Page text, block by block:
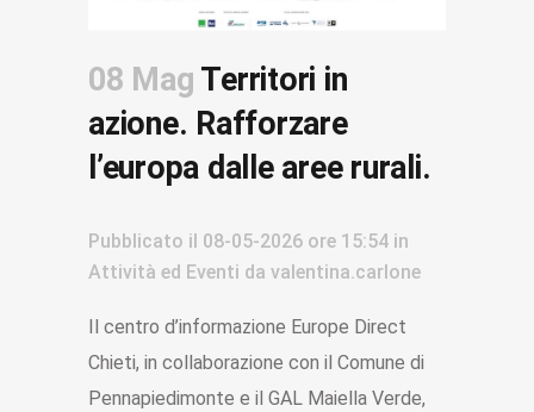
08 Mag Territori in
azione. Rafforzare
l’europa dalle aree rurali.
Pubblicato il 08-05-2026 ore 15:54 in
Attività ed Eventi da valentina.carlone
Il centro d’informazione Europe Direct
Chieti, in collaborazione con il Comune di
Pennapiedimonte e il GAL Maiella Verde,